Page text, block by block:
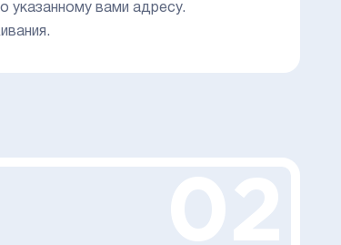
указанному вами адресу.